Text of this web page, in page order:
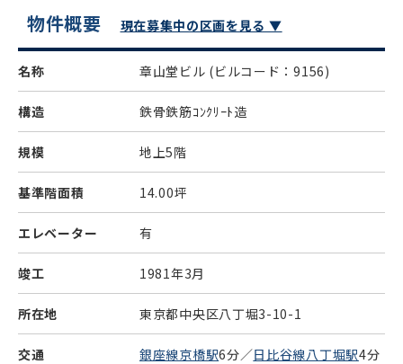
物件概要 現在募集中の区画を見る ▼
名称 章山堂ビル (ビルコード：9156)
構造 鉄骨鉄筋ｺﾝｸﾘｰﾄ造
規模 地上5階
基準階面積 14.00坪
エレベーター 有
竣工 1981年3月
所在地 東京都中央区八丁堀3-10-1
交通 銀座線京橋駅6分／日比谷線八丁堀駅4分